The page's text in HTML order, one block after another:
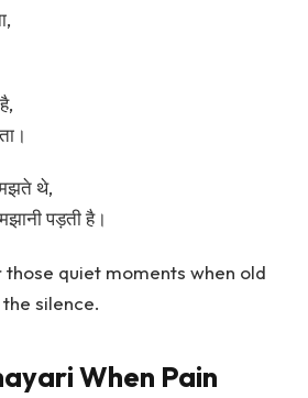
थे,
पड़ती है।
quiet moments when old
silence.
When Pain